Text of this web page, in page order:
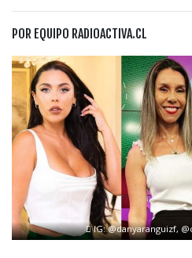
POR EQUIPO RADIOACTIVA.CL
IG: @danyaranguizf,